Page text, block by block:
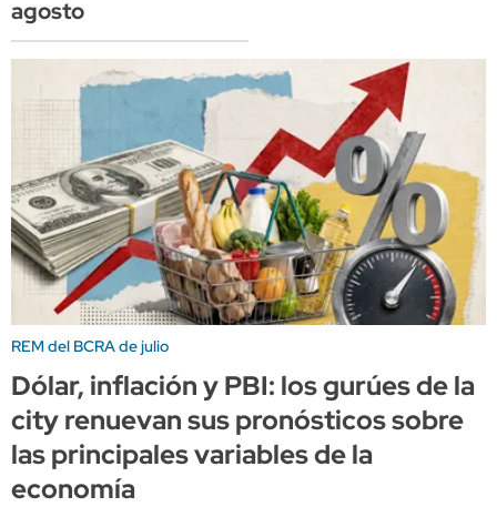
agosto
REM del BCRA de julio
Dólar, inflación y PBI: los gurúes de la
city renuevan sus pronósticos sobre
las principales variables de la
economía